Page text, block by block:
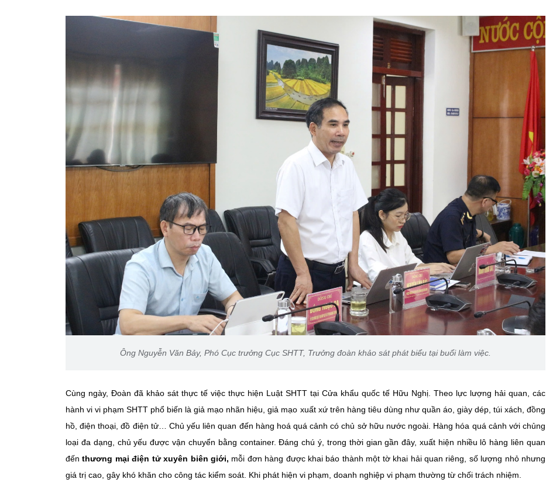
Ông Nguyễn Văn Bảy, Phó Cục trưởng Cục SHTT, Trưởng đoàn khảo sát phát biểu tại buổi làm việc.
Cùng ngày, Đoàn đã khảo sát thực tế việc thực hiện Luật SHTT tại Cửa khẩu quốc tế Hữu Nghị. Theo lực lượng hải quan, các
hành vi vi phạm SHTT phổ biến là giả mạo nhãn hiệu, giả mạo xuất xứ trên hàng tiêu dùng như quần áo, giày dép, túi xách, đồng
hồ, điện thoại, đồ điện tử… Chủ yếu liên quan đến hàng hoá quá cảnh có chủ sở hữu nước ngoài. Hàng hóa quá cảnh với chủng
loại đa dạng, chủ yếu được vận chuyển bằng container. Đáng chú ý, trong thời gian gần đây, xuất hiện nhiều lô hàng liên quan
đếnthương mại điện tử xuyên biên giới, mỗi đơn hàng được khai báo thành một tờ khai hải quan riêng, số lượng nhỏ nhưng
giá trị cao, gây khó khăn cho công tác kiểm soát. Khi phát hiện vi phạm, doanh nghiệp vi phạm thường từ chối trách nhiệm.